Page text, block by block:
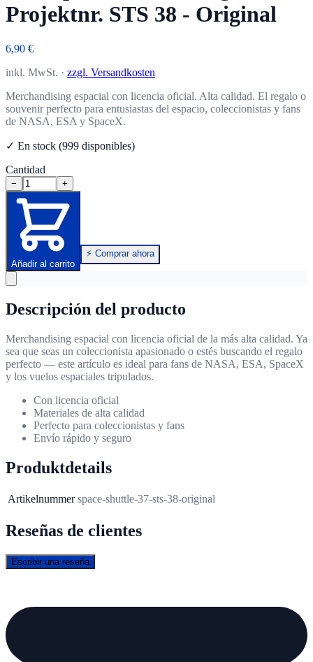
Projektnr. STS 38 - Original
6,90 €
inkl. MwSt. · zzgl. Versandkosten
Merchandising espacial con licencia oficial. Alta calidad. El regalo o
souvenir perfecto para entusiastas del espacio, coleccionistas y fans
de NASA, ESA y SpaceX.
✓ En stock (999 disponibles)
Cantidad
− +
Añadir al carrito
⚡ Comprar ahora
Descripción del producto
Merchandising espacial con licencia oficial de la más alta calidad. Ya
sea que seas un coleccionista apasionado o estés buscando el regalo
perfecto — este artículo es ideal para fans de NASA, ESA, SpaceX
y los vuelos espaciales tripulados.
Con licencia oficial
Materiales de alta calidad
Perfecto para coleccionistas y fans
Envío rápido y seguro
Produktdetails
Artikelnummer space-shuttle-37-sts-38-original
Reseñas de clientes
Escribir una reseña